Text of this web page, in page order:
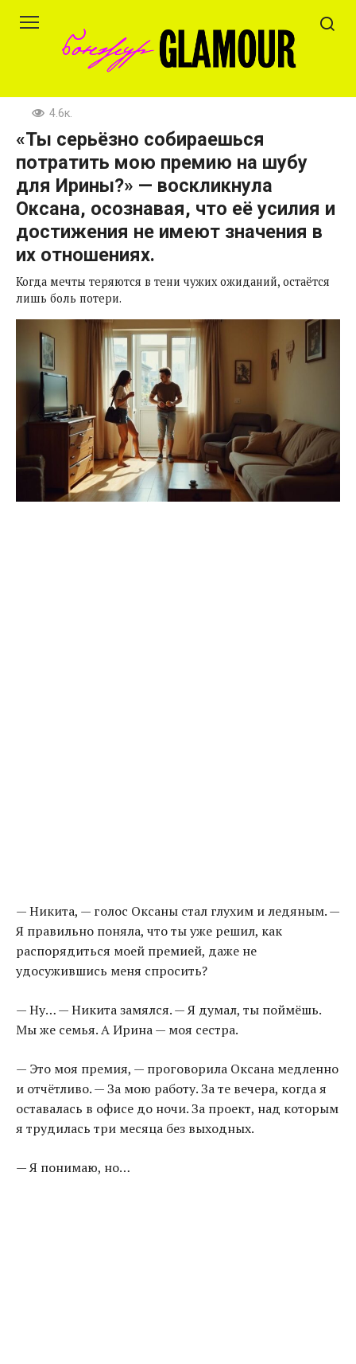
4.6к.
«Ты серьёзно собираешься
потратить мою премию на шубу
для Ирины?» — воскликнула
Оксана, осознавая, что её усилия и
достижения не имеют значения в
их отношениях.
Когда мечты теряются в тени чужих ожиданий, остаётся
лишь боль потери.
— Никита, — голос Оксаны стал глухим и ледяным. —
Я правильно поняла, что ты уже решил, как
распорядиться моей премией, даже не
удосужившись меня спросить?
— Ну… — Никита замялся. — Я думал, ты поймёшь.
Мы же семья. А Ирина — моя сестра.
— Это моя премия, — проговорила Оксана медленно
и отчётливо. — За мою работу. За те вечера, когда я
оставалась в офисе до ночи. За проект, над которым
я трудилась три месяца без выходных.
— Я понимаю, но…